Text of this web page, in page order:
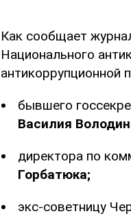
Как сообщает
Национального
антикоррупционной
бывшего
Василия
директора по
Горбатюка;
экс-советницу